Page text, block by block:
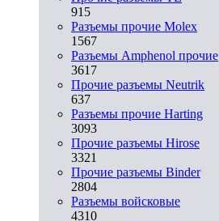
915
Разъемы прочие Molex
1567
Разъемы Amphenol прочие
3617
Прочие разъемы Neutrik
637
Разъемы прочие Harting
3093
Прочие разъемы Hirose
3321
Прочие разъемы Binder
2804
Разъемы войсковые
4310